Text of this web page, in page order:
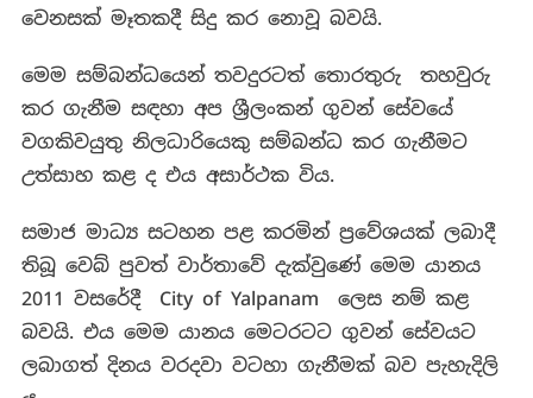
වෙනසක් මෑතකදී සිදු කර නොවූ බවයි.
මෙම සම්බන්ධයෙන් තවදුරටත් තොරතුරු තහවුරු
කර ගැනීම සඳහා අප ශ්‍රීලංකන් ගුවන් සේවයේ
වගකිවයුතු නිලධාරියෙකු සම්බන්ධ කර ගැනීමට
උත්සාහ කළ ද එය අසාර්ථක විය.
සමාජ මාධ්‍ය සටහන පළ කරමින් ප්‍රවේශයක් ලබාදී
තිබූ වෙබ් පුවත් වාර්තාවේ දැක්වුණේ මෙම යානය
2011 වසරේදී City of Yalpanam ලෙස නම් කළ
බවයි. එය මෙම යානය මෙටරටට ගුවන් සේවයට
ලබාගත් දිනය වරදවා වටහා ගැනීමක් බව පැහැදිලි